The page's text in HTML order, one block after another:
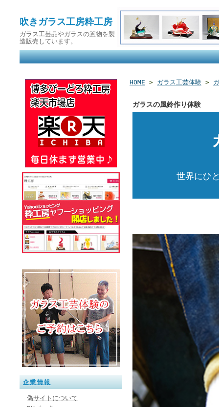
吹きガラス工房粋工房
ガラス工芸品やガラスの置物を製
造販売しています。
企業情報
偽サイトについて
HOME > ガラス工芸体験 >
ガラスの風鈴作り体験
世界にひ